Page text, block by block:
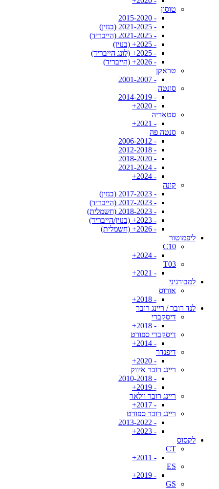
טוסון
- 2015-2020
- 2021-2025 (בנזין)
- 2021-2025 (הייבריד)
- 2025+ (בנזין)
- 2025+ (לונג הייבריד)
- 2026+ (הייבריד)
טראקן
- 2001-2007
סונטה
- 2014-2019
- 2020+
סטאריה
- 2021+
סנטה פה
- 2006-2012
- 2012-2018
- 2018-2020
- 2021-2024
- 2024+
קונה
- 2017-2023 (בנזין)
- 2017-2023 (הייבריד)
- 2018-2023 (חשמלית)
- 2023+ (בנזין/הייבריד)
- 2026+ (חשמלית)
ליפמוטור
C10
- 2024+
T03
- 2021+
למבורגיני
אורוס
- 2018+
לנד רובר / ריינג רובר
דיסקברי
- 2018+
דיסקברי ספורט
- 2014+
דיפנדר
- 2020+
ריינג רובר איווק
- 2010-2018
- 2019+
ריינג רובר וולאר
- 2017+
ריינג רובר ספורט
- 2013-2022
- 2023+
לקסוס
CT
- 2011+
ES
- 2019+
GS